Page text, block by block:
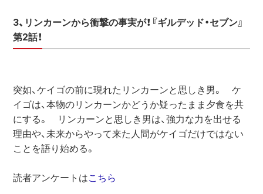
3、リンカーンから衝撃の事実が！『ギルデッド・セブン』
第2話！
突如、ケイゴの前に現れたリンカーンと思しき男。　ケ
イゴは、本物のリンカーンかどうか疑ったまま夕食を共
にする。　リンカーンと思しき男は、強力な力を出せる
理由や、未来からやって来た人間がケイゴだけではない
ことを語り始める。
読者アンケートはこちら